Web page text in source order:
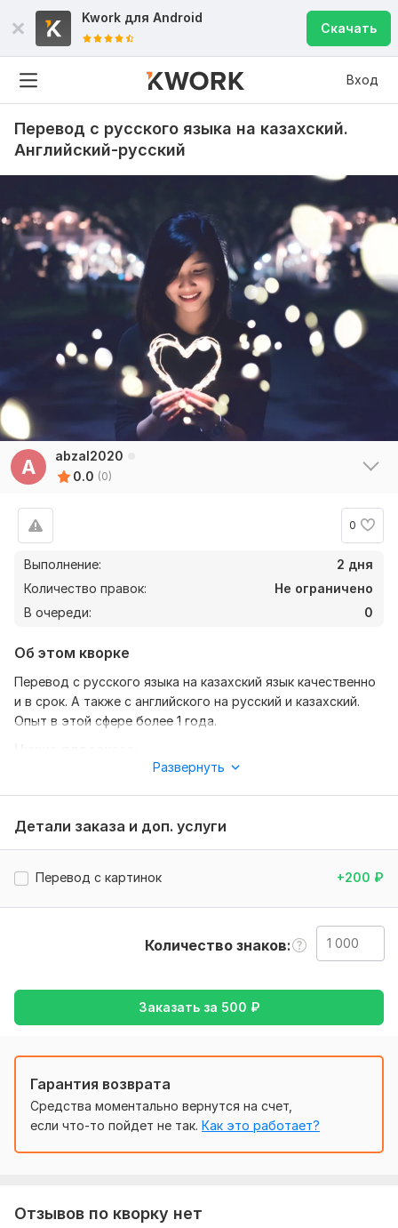
Kwork для Android
Скачать
Вход
Перевод с русского языка на казахский.
Английский-русский
A
abzal2020
0.0 (0)
0
Выполнение:
2 дня
Количество правок:
Не ограничено
В очереди:
0
Об этом кворке
Перевод с русского языка на казахский язык качественно
и в срок. А также с английского на русский и казахский.
Опыт в этой сфере более 1 года.
Для выполнения заказа мне от вас нужен только документ
который надо перевести и срок когда я должен сдать вам
Развернуть
Детали заказа и доп. услуги
Перевод с картинок +200 ₽
Количество знаков
Заказать за 500 ₽
Гарантия возврата
Средства моментально вернутся на счет,
если что-то пойдет не так. Как это работает?
Отзывов по кворку нет